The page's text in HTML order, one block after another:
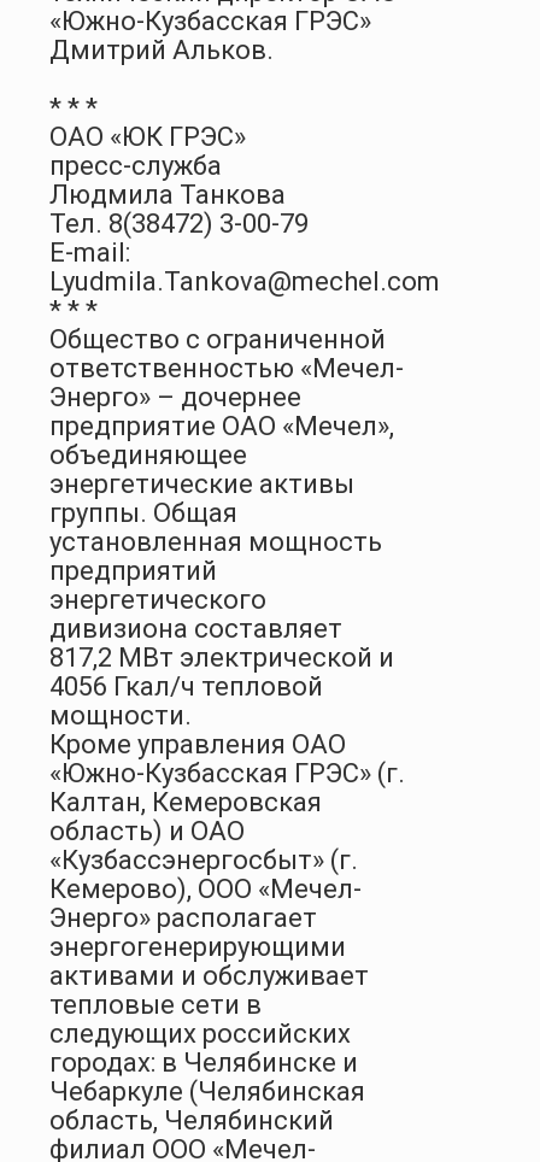
«Южно-Кузбасская ГРЭС»
Дмитрий Альков.
* * *
ОАО «ЮК ГРЭС»
пресс-служба
Людмила Танкова
Тел. 8(38472) 3-00-79
E-mail:
Lyudmila.Tankova@mechel.com
* * *
Общество с ограниченной
ответственностью «Мечел-
Энерго» – дочернее
предприятие ОАО «Мечел»,
объединяющее
энергетические активы
группы. Общая
установленная мощность
предприятий
энергетического
дивизиона составляет
817,2 МВт электрической и
4056 Гкал/ч тепловой
мощности.
Кроме управления ОАО
«Южно-Кузбасская ГРЭС» (г.
Калтан, Кемеровская
область) и ОАО
«Кузбассэнергосбыт» (г.
Кемерово), ООО «Мечел-
Энерго» располагает
энергогенерирующими
активами и обслуживает
тепловые сети в
следующих российских
городах: в Челябинске и
Чебаркуле (Челябинская
область, Челябинский
филиал ООО «Мечел-